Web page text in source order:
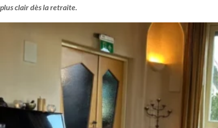
plus clair dès la retraite.